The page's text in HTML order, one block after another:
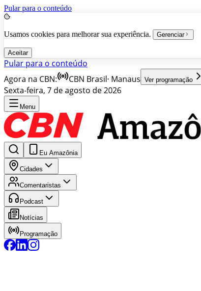
Pular para o conteúdo
Usamos cookies para melhorar sua experiência. Gerenciar
Aceitar
Pular para o conteúdo
Agora na CBN:
CBN Brasil· Manaus Ver programação
Sexta-feira, 7 de agosto de 2026
Menu
Eu Amazônia
Cidades
Comentaristas
Podcast
Notícias
Programação